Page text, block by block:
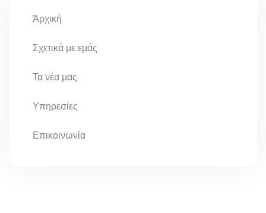
Άρχική
Σχετικά με εμάς
Τα νέα μας
Υπηρεσίες
Επικοινωνία